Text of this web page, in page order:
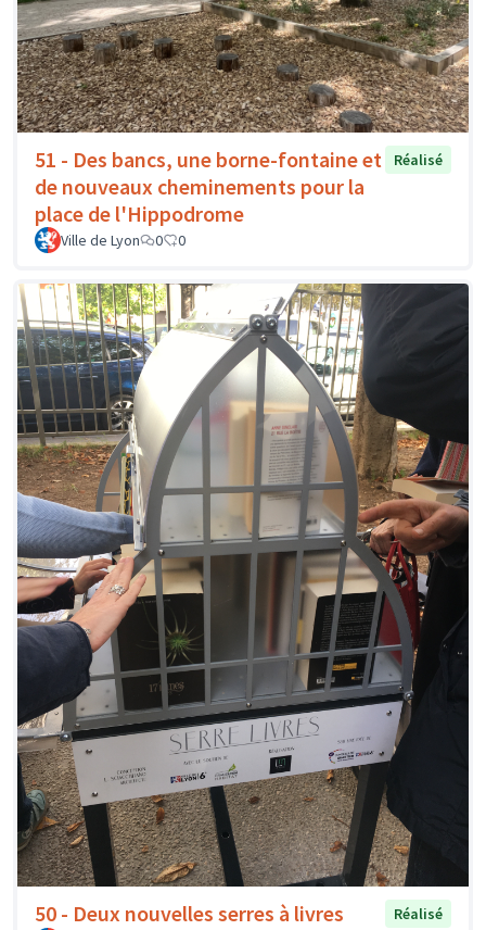
51 - Des bancs, une borne-fontaine et
de nouveaux cheminements pour la
place de l'Hippodrome
Réalisé
Ville de Lyon 0 0
50 - Deux nouvelles serres à livres
Réalisé